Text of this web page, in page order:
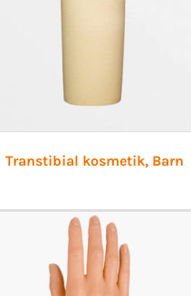
Transtibial kosmetik, Barn